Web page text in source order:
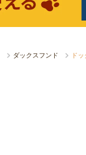
ダックスフンド ド